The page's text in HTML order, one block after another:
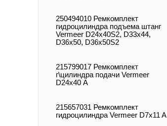
250494010 Ремкомплект
гидроцилиндра подъема штанг
Vermeer D24x40S2, D33x44,
D36x50, D36x50S2
215799017 Ремкомплект
г\цилиндра подачи Vermeer
D24х40 А
215657031 Ремкомплект
гидроцилиндра Vermeer D7x11 A